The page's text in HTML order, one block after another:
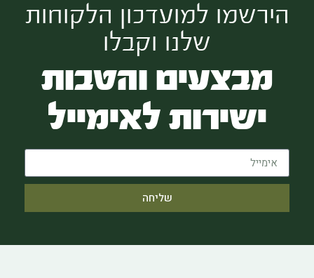
הירשמו למועדכון הלקוחות
שלנו וקבלו
מבצעים והטבות
ישירות לאימייל
שליחה